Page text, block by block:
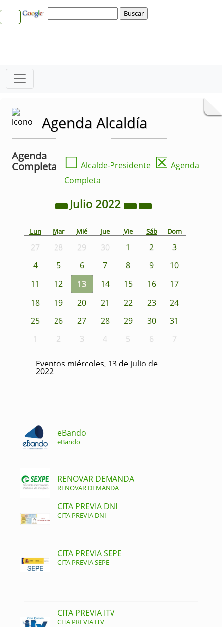
Agenda Alcaldía
Agenda
Completa
☐ Alcalde-Presidente ☒ Agenda
Completa
Julio 2022
Lun Mar Mié Jue Vie Sáb Dom
27 28 29 30 1 2
3
4
5 6 7 8 9
10
11
12 13 14 15 16
17
18
19 20 21 22 23
24
25
26 27 28 29 30
31
1
2 3 4 5 6 7
Eventos miércoles, 13 de julio de
2022
eBando
eBando
RENOVAR DEMANDA
RENOVAR DEMANDA
CITA PREVIA DNI
CITA PREVIA DNI
CITA PREVIA SEPE
CITA PREVIA SEPE
CITA PREVIA ITV
CITA PREVIA ITV